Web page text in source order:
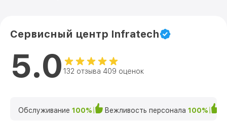
Сервисный центр Infratech
5.0 132 отзыва 409 оценок
Обслуживание 100% Вежливость персонала 100%